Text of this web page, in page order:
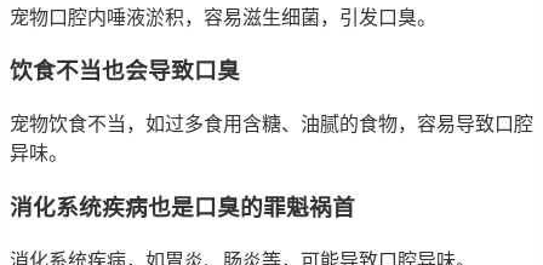
宠物口腔内唾液淤积，容易滋生细菌，引发口臭。
饮食不当也会导致口臭
宠物饮食不当，如过多食用含糖、油腻的食物，容易导致口腔
异味。
消化系统疾病也是口臭的罪魁祸首
消化系统疾病，如胃炎、肠炎等，可能导致口腔异味。